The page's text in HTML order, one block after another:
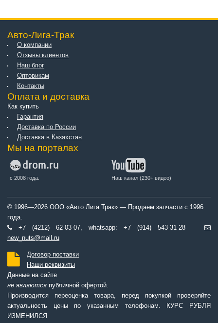
Авто-Лига-Трак
О компании
Отзывы клиентов
Наш блог
Оптовикам
Контакты
Оплата и доставка
Как купить
Гарантия
Доставка по России
Доставка в Казахстан
Мы на порталах
с 2008 года. Наш канал (230+ видео)
© 1996—2026 ООО «Авто Лига Трак» — Продаем запчасти с 1996
года.
+7 (4212) 62-03-07, whatsapp: +7 (914) 543-31-28
new_nuts@mail.ru
Договор поставки
Наши реквизиты
Данные на сайте
не являются публичной офертой.
Производится переоценка товара, перед покупкой проверяйте
актуальность цены по указанным телефонам. КУРС РУБЛЯ
ИЗМЕНИЛСЯ